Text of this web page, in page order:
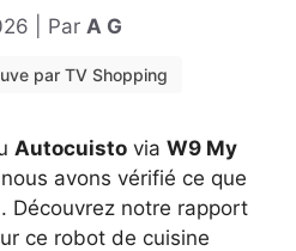
Par A G
par TV Shopping
Autocuisto via W9 My
avons vérifié ce que
Découvrez notre rapport
ce robot de cuisine